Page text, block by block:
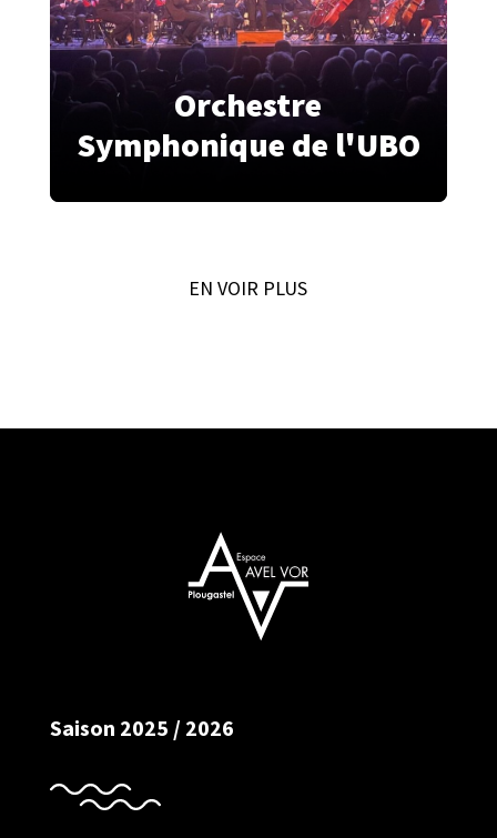
Orchestre
Symphonique de l'UBO
EN VOIR PLUS
Saison 2025 / 2026